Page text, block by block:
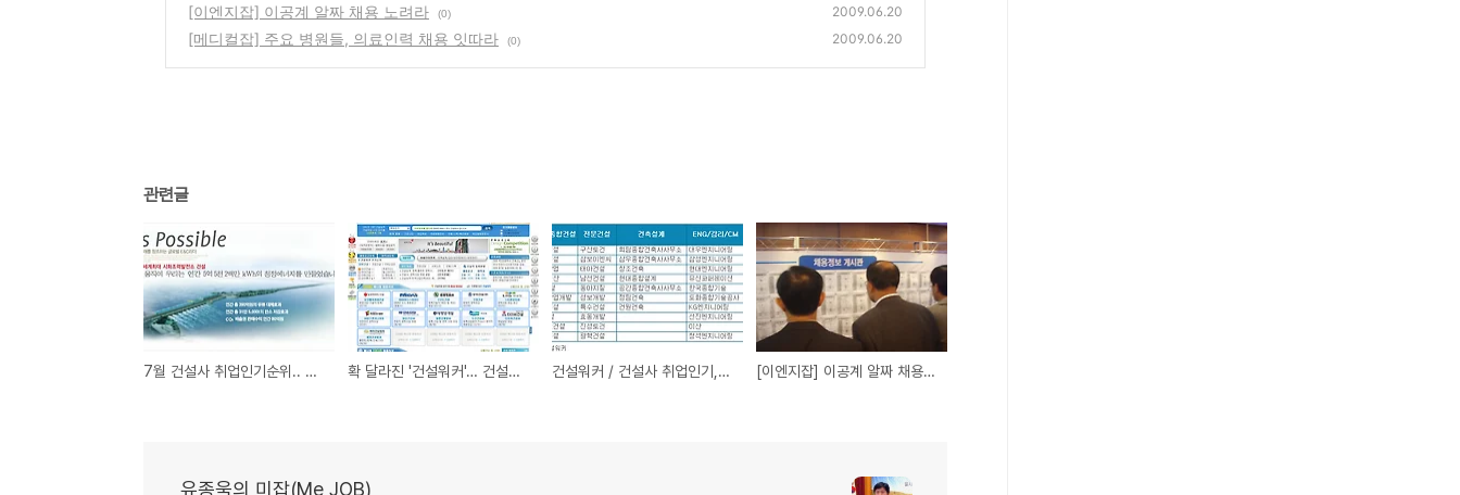
[이엔지잡] 이공계 알짜 채용 노려라 (0) 2009.06.20
[메디컬잡] 주요 병원들, 의료인력 채용 잇따라 (0) 2009.06.20
관련글
7월 건설사 취업인기순위.. 대우건설 1위 확 달라진 '건설워커'… 건설검색기능 대폭 강화 건설워커 / 건설사 취업인기, 대우건설-현대건설-대림산업-삼성물산順 [이엔지잡] 이공계 알짜 채용 노려라
유종욱의 미잡(Me JOB)